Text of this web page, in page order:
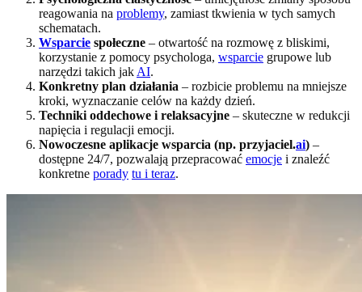
reagowania na problemy, zamiast tkwienia w tych samych
schematach.
Wsparcie społeczne – otwartość na rozmowę z bliskimi,
korzystanie z pomocy psychologa, wsparcie grupowe lub
narzędzi takich jak AI.
Konkretny plan działania – rozbicie problemu na mniejsze
kroki, wyznaczanie celów na każdy dzień.
Techniki oddechowe i relaksacyjne – skuteczne w redukcji
napięcia i regulacji emocji.
Nowoczesne aplikacje wsparcia (np. przyjaciel.ai) –
dostępne 24/7, pozwalają przepracować emocje i znaleźć
konkretne porady tu i teraz.